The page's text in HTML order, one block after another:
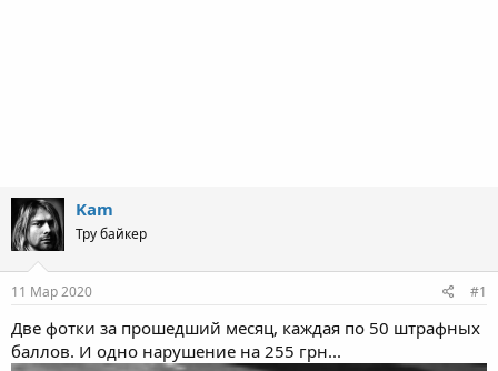
Kam
Тру байкер
11 Мар 2020 #1
Две фотки за прошедший месяц, каждая по 50 штрафных
баллов. И одно нарушение на 255 грн...